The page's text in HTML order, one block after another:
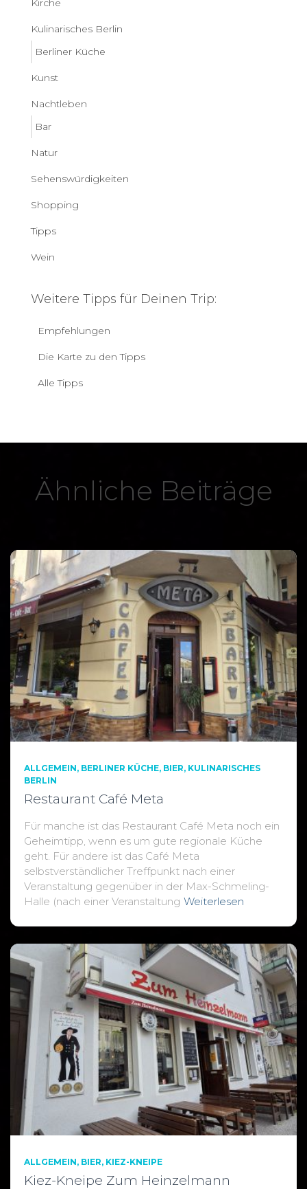
Kirche
Kulinarisches Berlin
Berliner Küche
Kunst
Nachtleben
Bar
Natur
Sehenswürdigkeiten
Shopping
Tipps
Wein
Weitere Tipps für Deinen Trip:
Empfehlungen
Die Karte zu den Tipps
Alle Tipps
Ähnliche Beiträge
ALLGEMEIN BERLINER KÜCHE BIER KULINARISCHES
BERLIN
Restaurant Café Meta
Für manche ist das Restaurant Café Meta noch ein
Geheimtipp, wenn es um gute regionale Küche
geht. Für andere ist das Café Meta
selbstverständlicher Treffpunkt nach einer
Veranstaltung gegenüber in der Max-Schmeling-
Halle (nach einer Veranstaltung Weiterlesen
ALLGEMEIN BIER KIEZ-KNEIPE
Kiez-Kneipe Zum Heinzelmann